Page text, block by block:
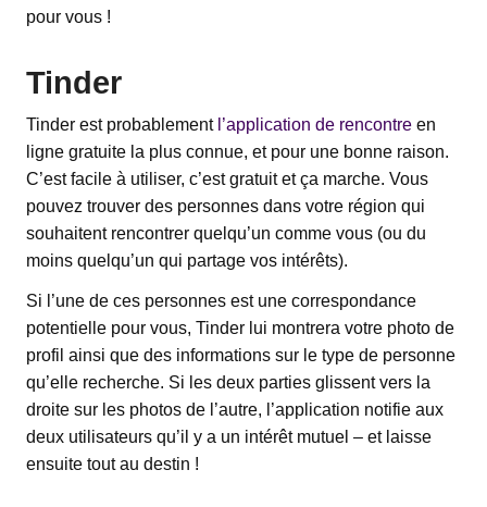
pour vous !
Tinder
Tinder est probablement l’application de rencontre en
ligne gratuite la plus connue, et pour une bonne raison.
C’est facile à utiliser, c’est gratuit et ça marche. Vous
pouvez trouver des personnes dans votre région qui
souhaitent rencontrer quelqu’un comme vous (ou du
moins quelqu’un qui partage vos intérêts).
Si l’une de ces personnes est une correspondance
potentielle pour vous, Tinder lui montrera votre photo de
profil ainsi que des informations sur le type de personne
qu’elle recherche. Si les deux parties glissent vers la
droite sur les photos de l’autre, l’application notifie aux
deux utilisateurs qu’il y a un intérêt mutuel – et laisse
ensuite tout au destin !